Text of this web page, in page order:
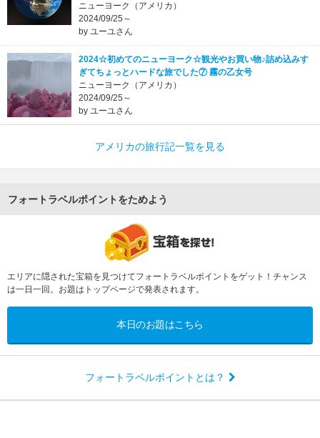
ニューヨーク（アメリカ）
2024/09/25～
by ユーユさん
2024☆初めてのニューヨーク☆観光やお買い物♪詰め込みす
ぎてちょっとハードな旅でした⑦ 霧の乙女号
ニューヨーク（アメリカ）
2024/09/25～
by ユーユさん
アメリカの旅行記一覧を見る
フォートラベルポイントをためよう
エリアに隠された宝箱を見つけてフォートラベルポイントをゲット！チャンス
は一日一回。お題はトップページで発表されます。
本日のお題はこちら
フォートラベルポイントとは？